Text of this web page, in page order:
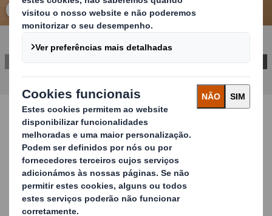
Clique para ampliar a imagem
Easy Trace Laser Printing